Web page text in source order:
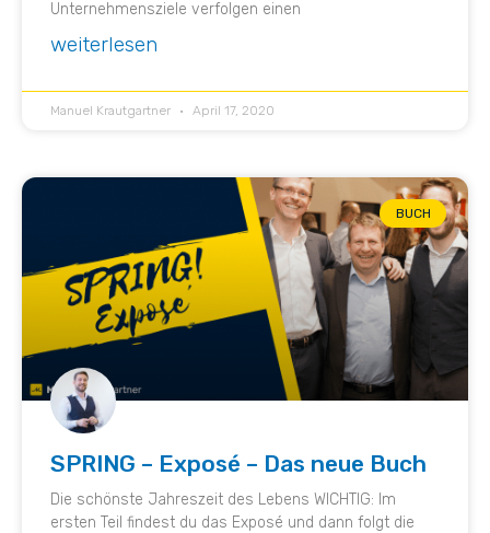
Unternehmensziele verfolgen einen
weiterlesen
Manuel Krautgartner April 17, 2020
BUCH
SPRING – Exposé – Das neue Buch
Die schönste Jahreszeit des Lebens WICHTIG: Im
ersten Teil findest du das Exposé und dann folgt die